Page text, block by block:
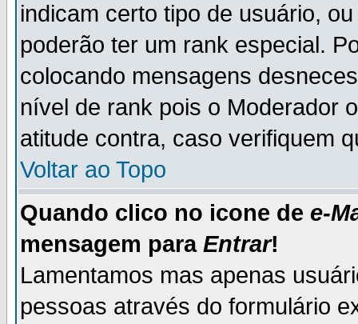
indicam certo tipo de usuário,
poderão ter um rank especial.
colocando mensagens
nível de rank pois o Moderador
atitude contra, caso verifiquem
Voltar ao Topo
Quando clico no icone de e-
mensagem para Entrar!
Lamentamos mas apenas
pessoas através do formulário